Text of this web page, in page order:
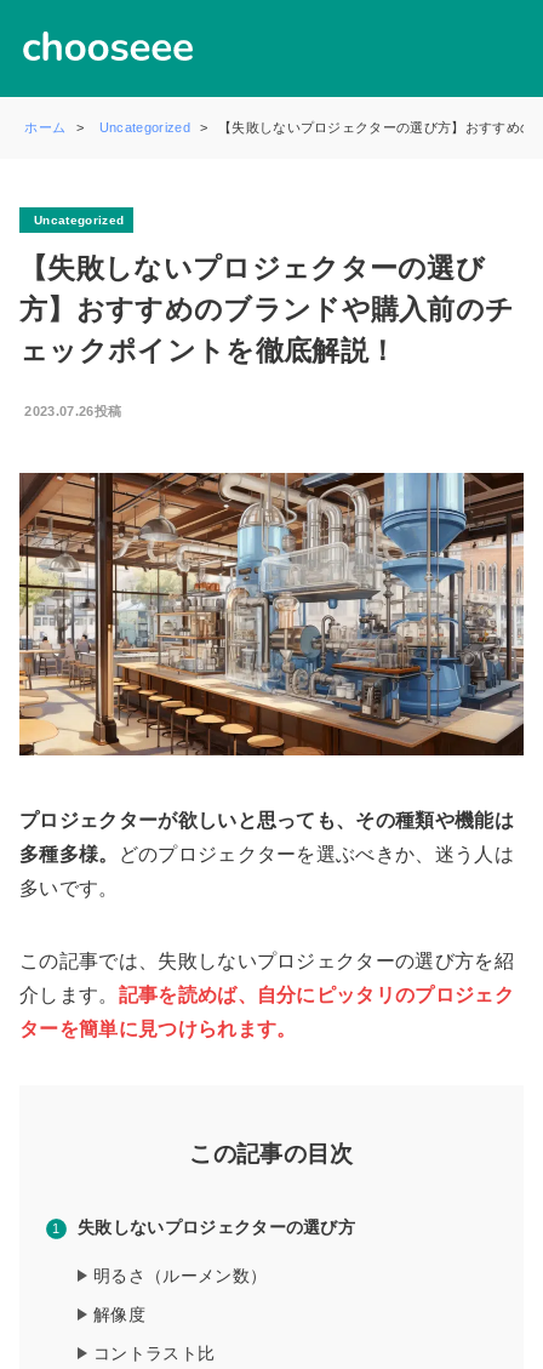
ホーム Uncategorized 【失敗しないプロジェクターの選び方】おすすめ
Uncategorized
【失敗しないプロジェクターの選び
方】おすすめのブランドや購入前のチ
ェックポイントを徹底解説！
2023.07.26投稿
プロジェクターが欲しいと思っても、その種類や機能は
多種多様。
どのプロジェクターを選ぶべきか、迷う人は
多いです。
この記事では、失敗しないプロジェクターの選び方を紹
介します。 記事を読めば、自分にピッタリのプロジェク
ターを簡単に見つけられます。
この記事の目次
失敗しないプロジェクターの選び方
明るさ（ルーメン数）
解像度
コントラスト比